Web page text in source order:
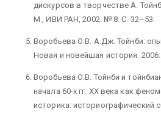
дискурсов в творчестве А.
М., ИВИ РАН, 2002. № 8. С. 32–53.
Воробьева О.В. А.Дж. Тойнби:
Новая и новейшая история.
Воробьева О.В. Тойнби и
начала 60-х гг. ХХ века как
историка: историографический